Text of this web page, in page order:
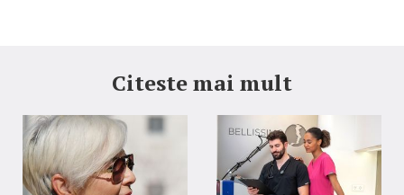
Citeste mai mult